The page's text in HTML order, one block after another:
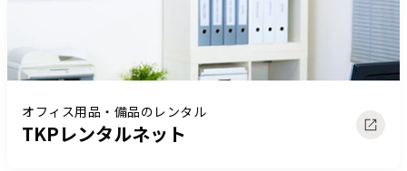
オフィス用品・備品のレンタル
TKPレンタルネット